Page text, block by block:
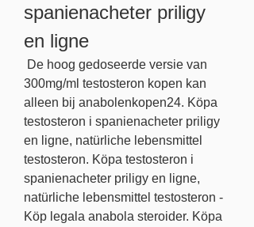
spanienacheter priligy
en ligne
300mg/ml testosteron kopen kan
alleen bij anabolenkopen24. Köpa
testosteron i spanienacheter priligy
en ligne, natürliche lebensmittel
testosteron. Köpa testosteron i
spanienacheter priligy en ligne,
natürliche lebensmittel testosteron -
Köp legala anabola steroider. Köpa